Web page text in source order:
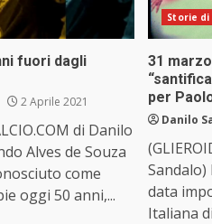
fuori dagli
2 Aprile 2021
di Danilo
Alves de Souza
come
oggi 50 anni,...
Storie di
31
per
Danilo
data
Italiana